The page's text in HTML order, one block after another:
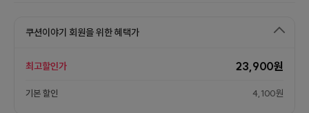
쿠션이야기 회원을 위한 혜택가
최고할인가 23,900원
기본 할인 4,100원